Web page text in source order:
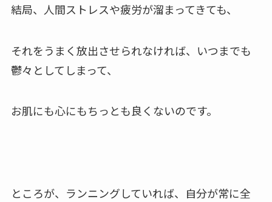
結局、人間ストレスや疲労が溜まってきても、
それをうまく放出させられなければ、いつまでも
鬱々としてしまって、
お肌にも心にもちっとも良くないのです。
ところが、ランニングしていれば、自分が常に全